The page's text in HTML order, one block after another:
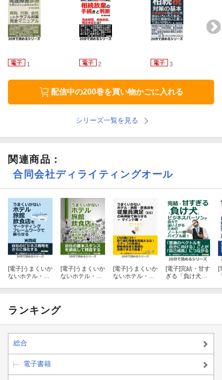
分自身のバイブルになっていきます。
記録するページが増えれば増えるほど、皆さんは変わっていきま
す。そして読み返すたびに、甘かった過去の自分に気づきます。
【著者紹介】
合同会社ディライティングオール
〜共動実践型コンサルティングファーム〜
【お客様の「人生に銘す想い出」を創造する】
メントを… 以上まえがきより抜粋
1 2 3
配信中の200巻を買い物かごに入れる
シリーズ一覧を見る
関連商品 ：
合同会社ディライティングオール
[電子] うまくいか
ないホテル・旅
で蘇らせる ー 実
践編 ー
[電子] うまくいか
ないホテル・旅
で蘇らせる ー 基
[電子] うまくいか
ないホテル・旅
[電子]完結・甘す
ぎる「負け犬」
[
ランキング
総合
電子書籍